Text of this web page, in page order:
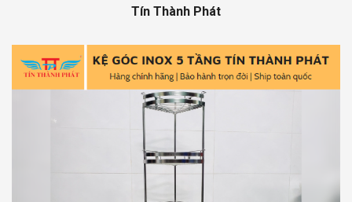
Tín Thành Phát